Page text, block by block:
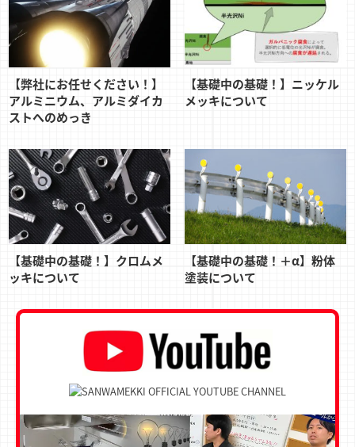
【弊社にお任せください！】
アルミニウム、アルミダイカ
ストへのめっき
【基礎中の基礎！】ニッケル
メッキについて
【基礎中の基礎！】クロムメ
ッキについて
【基礎中の基礎！＋α】粉体
塗装について